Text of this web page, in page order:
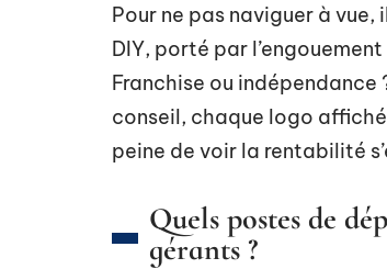
Pour ne pas naviguer à vue,
DIY, porté par
Franchise ou
conseil, chaque logo
peine de voir la rentabilité
Quels postes de
gérants ?